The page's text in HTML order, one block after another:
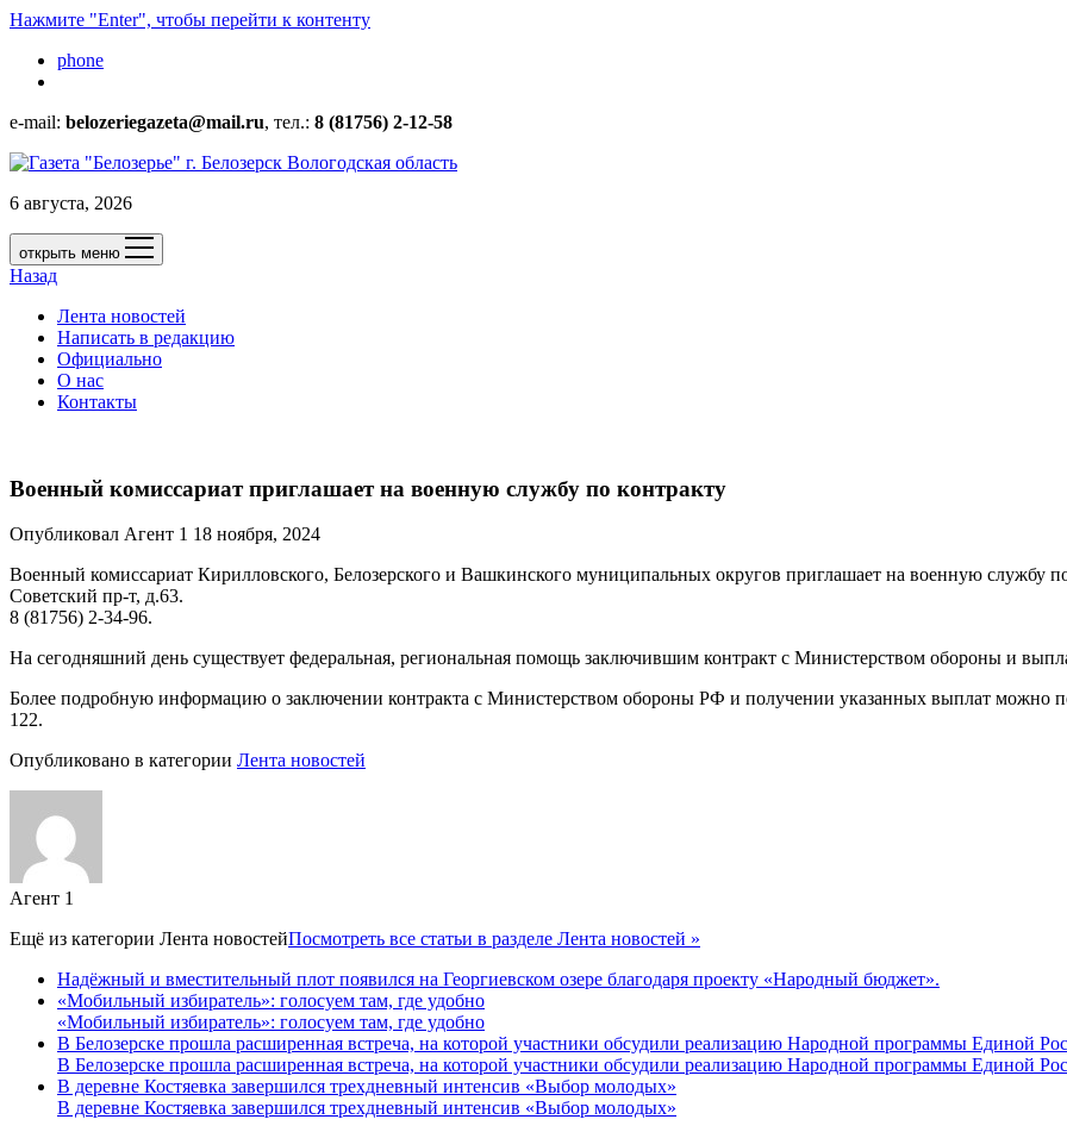
Нажмите "Enter", чтобы перейти к контенту
phone
e-mail: belozeriegazeta@mail.ru, тел.: 8 (81756) 2-12-58
6 августа, 2026
открыть меню
Назад
Лента новостей
Написать в редакцию
Официально
О нас
Контакты
Военный комиссариат приглашает на военную службу по контракту
Опубликовал Агент 1 18 ноября, 2024
Военный комиссариат Кирилловского, Белозерского и Вашкинского муниципальных округов приглашает на военную службу по
Советский пр-т, д.63.
8 (81756) 2-34-96.
На сегодняшний день существует федеральная, региональная помощь заключившим контракт с Министерством обороны и
Более подробную информацию о заключении контракта с Министерством обороны РФ и получении указанных выплат можно
122.
Опубликовано в категории Лента новостей
Агент 1
Ещё из категории Лента новостейПосмотреть все статьи в разделе Лента новостей »
Надёжный и вместительный плот появился на Георгиевском озере благодаря проекту «Народный бюджет».
«Мобильный избиратель»: голосуем там, где удобно
«Мобильный избиратель»: голосуем там, где удобно
В Белозерске прошла расширенная встреча, на которой участники обсудили реализацию Народной программы Единой
В Белозерске прошла расширенная встреча, на которой участники обсудили реализацию Народной программы Единой
В деревне Костяевка завершился трехдневный интенсив «Выбор молодых»
В деревне Костяевка завершился трехдневный интенсив «Выбор молодых»